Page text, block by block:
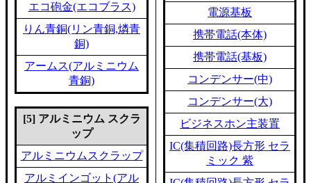
エコ砲金(エコブラス)
りん青銅(リン青銅,燐青
銅)
アームス(アルミニウム
青銅)
[5] アルミニウム スクラ
ップ
アルミニウムスクラップ
アルミインゴット(アル
電源基板
携帯電話(本体)
携帯電話(基板)
コンデンサー(中)
コンデンサー(大)
ビジネスホン主装置
IC(集積回路)長方形 セラ
ミック 紫